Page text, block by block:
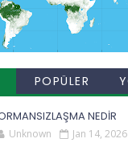
POPÜLER
NEDİR
Unknown Jan 14, 2026